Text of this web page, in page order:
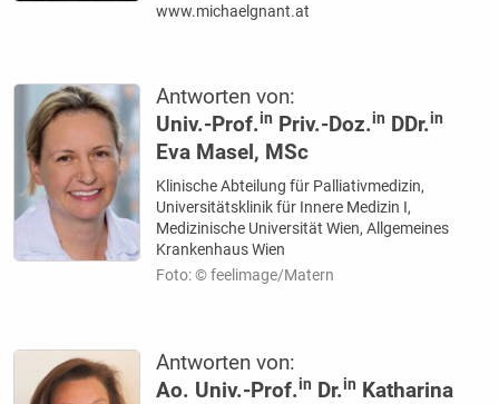
www.michaelgnant.at
Antworten von:
Univ.-Prof.in Priv.-Doz.in DDr.in
Eva Masel, MSc
Klinische Abteilung für Palliativmedizin,
Universitätsklinik für Innere Medizin I,
Medizinische Universität Wien, Allgemeines
Krankenhaus Wien
Foto: © feelimage/Matern
Antworten von:
Ao. Univ.-Prof.in Dr.in
Katharina